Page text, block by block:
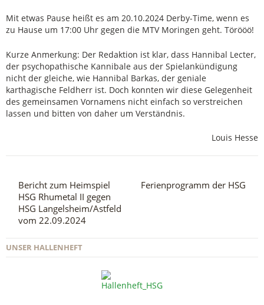
Mit etwas Pause heißt es am 20.10.2024 Derby-Time, wenn es
zu Hause um 17:00 Uhr gegen die MTV Moringen geht. Törööö!
Kurze Anmerkung: Der Redaktion ist klar, dass Hannibal Lecter,
der psychopathische Kannibale aus der Spielankündigung
nicht der gleiche, wie Hannibal Barkas, der geniale
karthagische Feldherr ist. Doch konnten wir diese Gelegenheit
des gemeinsamen Vornamens nicht einfach so verstreichen
lassen und bitten von daher um Verständnis.
Louis Hesse
Bericht zum Heimspiel
HSG Rhumetal II gegen
HSG Langelsheim/Astfeld
vom 22.09.2024
Ferienprogramm der HSG
UNSER HALLENHEFT